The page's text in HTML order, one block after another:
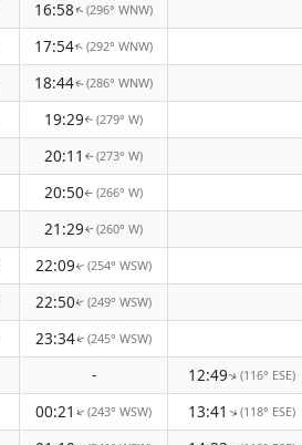
16:58↑(296° WNW)
17:54↑(292° WNW)
18:44↑(286° WNW)
19:29↑(279° W)
20:11 ↑(273° W)
20:50↑(266° W)
21:29↑(260° W)
22:09↑(254° WSW)
22:50↑(249° WSW)
23:34↑(245° WSW)
- 12:49↑(116° ESE)
00:21 ↑(243° WSW) 13:41 ↑(118° ESE)